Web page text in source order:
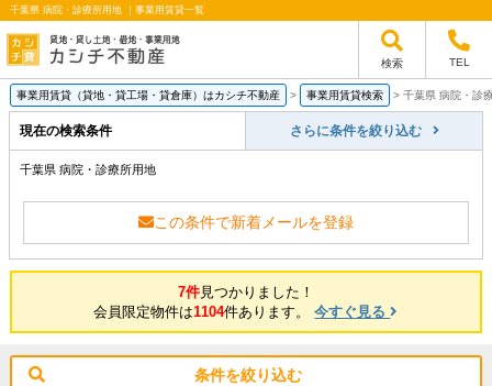
千葉県 病院・診療所用地 ｜事業用賃貸一覧
検索 TEL
事業用賃貸（貸地・貸工場・貸倉庫）はカシチ不動産 > 事業用賃貸検索 > 千葉県 病院・診
現在の検索条件 さらに条件を絞り込む
千葉県 病院・診療所用地
この条件で新着メールを登録
7件見つかりました！
会員限定物件は1104件あります。今すぐ見る
条件を絞り込む